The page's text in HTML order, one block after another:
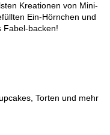
Kreationen von Mini-
Ein-Hörnchen und
Fabel-backen!
Torten und mehr